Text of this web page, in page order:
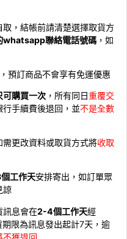
取，結帳前請清楚選擇取貨方
whatsapp聯絡電話號碼 ，如
預訂商品不會享有免運優惠
可購買一次 ，所有同日重覆交
行手續費後退回，並不是全數
需更改資料或取貨方式將收取
工作天安排寄出，如訂單眾
諒
訊息會在2-4個工作天經
限為訊息發出起計7天，逾
不獲退回